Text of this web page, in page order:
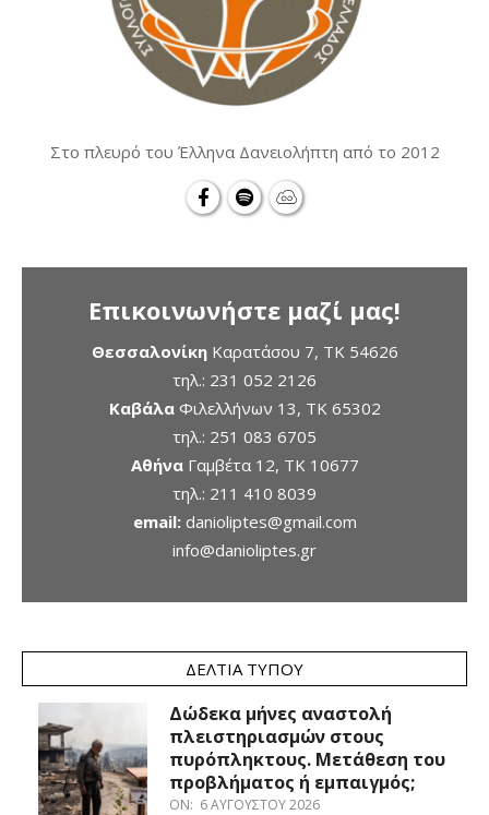
Στο πλευρό του Έλληνα Δανειολήπτη από το 2012
Επικοινωνήστε μαζί μας!
ΘεσσαλονίκηΚαρατάσου 7, TK 54626
τηλ.: 231 052 2126
ΚαβάλαΦιλελλήνων 13, ΤΚ 65302
τηλ.: 251 083 6705
ΑθήναΓαμβέτα 12, ΤΚ 10677
τηλ.: 211 410 8039
email: danioliptes@gmail.com
info@danioliptes.gr
ΔΕΛΤΊΑ ΤΎΠΟΥ
Δώδεκα μήνες αναστολή
πλειστηριασμών στους
πυρόπληκτους. Μετάθεση του
προβλήματος ή εμπαιγμός;
ON: 6 ΑΥΓΟΎΣΤΟΥ 2026